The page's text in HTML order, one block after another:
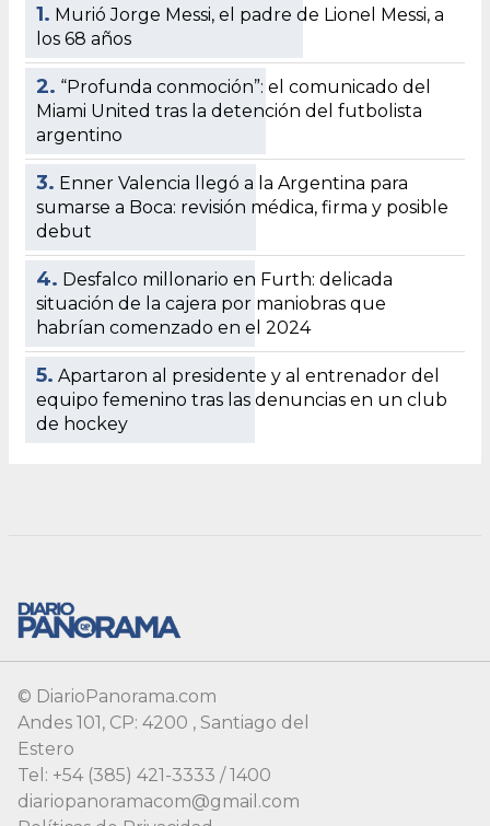
1. Murió Jorge Messi, el padre de Lionel Messi, a
los 68 años
2. “Profunda conmoción”: el comunicado del
Miami United tras la detención del futbolista
argentino
3. Enner Valencia llegó a la Argentina para
sumarse a Boca: revisión médica, firma y posible
debut
4. Desfalco millonario en Furth: delicada
situación de la cajera por maniobras que
habrían comenzado en el 2024
5. Apartaron al presidente y al entrenador del
equipo femenino tras las denuncias en un club
de hockey
© DiarioPanorama.com
Andes 101, CP: 4200 , Santiago del
Estero
Tel: +54 (385) 421-3333 / 1400
diariopanoramacom@gmail.com